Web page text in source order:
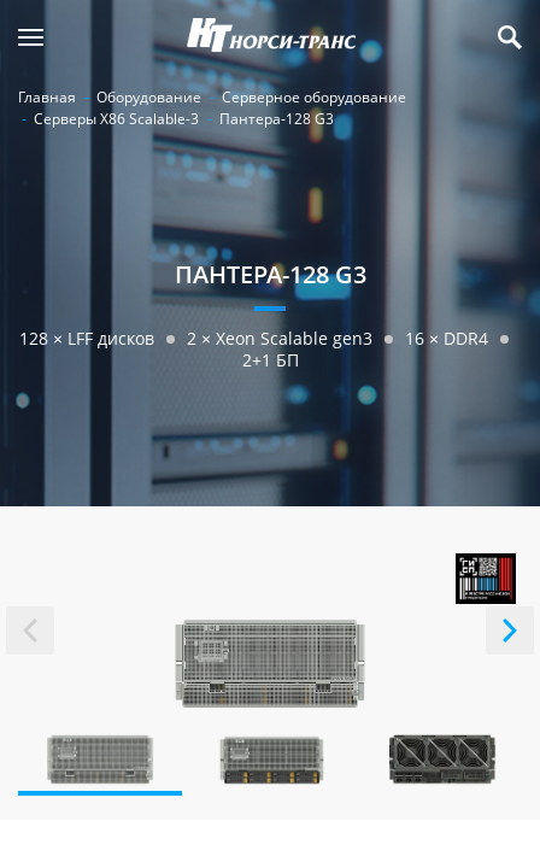
Главная Оборудование
Серверное оборудование
Серверы Х86 Scalable-3
Пантера-128 G3
ПАНТЕРА-128 G3
128 × LFF дисков 2 × Xeon Scalable gen3
16 × DDR4
2+1 БП